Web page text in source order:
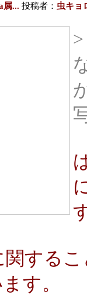
属... 投稿者： 虫キョ
関する
す。